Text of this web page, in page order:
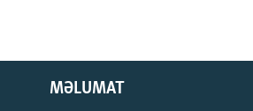
MƏLUMAT